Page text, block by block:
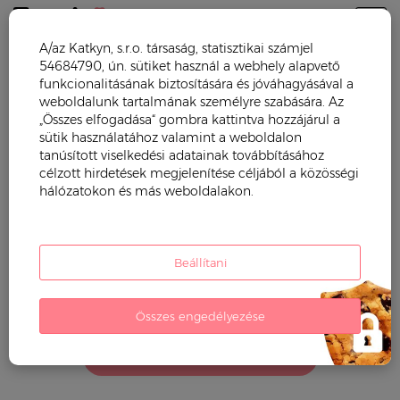
Trendy mama Babaruházat Baba bodyk
BABA BODYK
Filter by:
sorrend
A/az Katkyn, s.r.o. társaság, statisztikai számjel
54684790, ún. sütiket használ a webhely alapvető
funkcionalitásának biztosítására és jóváhagyásával a
weboldalunk tartalmának személyre szabására. Az
„Összes elfogadása“ gombra kattintva hozzájárul a
sütik használatához valamint a weboldalon
tanúsított viselkedési adatainak továbbításához
célzott hirdetések megjelenítése céljából a közösségi
hálózatokon és más weboldalakon.
Beállítani
Összes engedélyezése